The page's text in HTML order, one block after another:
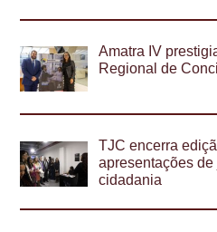
Amatra IV
Regional de
TJC encerra
apresentações
cidadania